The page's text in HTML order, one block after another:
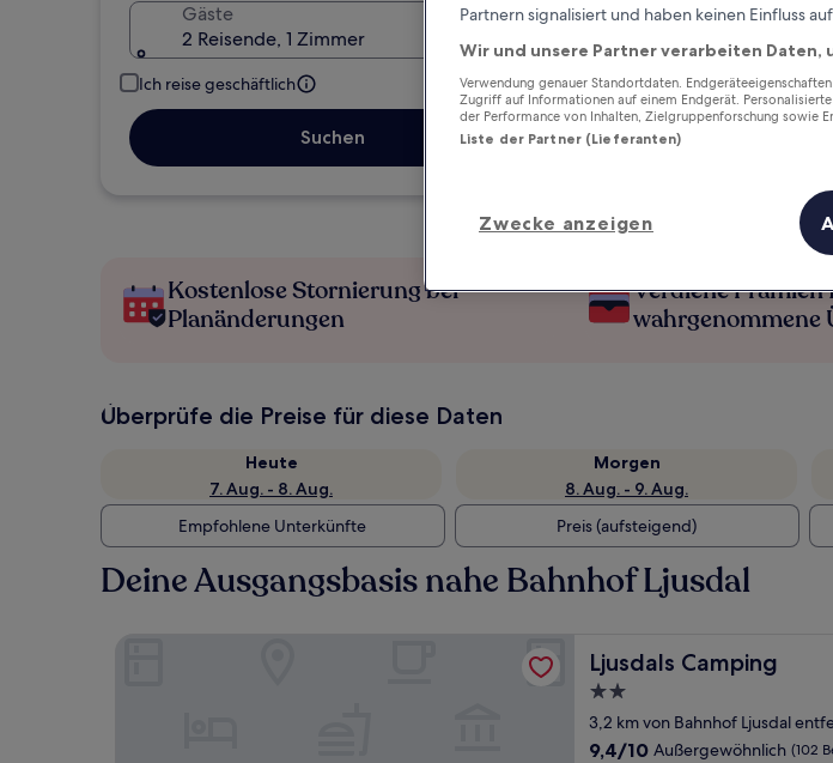
Gäste
2 Reisende, 1 Zimmer
Ich reise geschäftlich
Suchen
Kostenlose Stornierung bei
Planänderungen
Verdiene Prämien
wahrgenommene
Überprüfe die Preise für diese Daten
Heute
7. Aug. - 8. Aug.
Morgen
8. Aug. - 9. Aug.
Empfohlene Unterkünfte
Preis (aufsteigend)
Deine Ausgangsbasis nahe Bahnhof Ljusdal
Ljusdals Camping
Ljusdals Camping
2.0-
Sterne-
Unterkunft
3,2 km von Bahnhof Ljusdal
9.4
9,4/10 Außergewöhnlich (102
Partnern signalisiert und haben keinen Einfluss
Wir und unsere Partner verarbeiten Daten,
Verwendung genauer Standortdaten.
Zugriff auf Informationen auf einem Endgerät.
der Performance von Inhalten, Zielgruppenforschung sowie
Liste der Partner (Lieferanten)
Zwecke anzeigen